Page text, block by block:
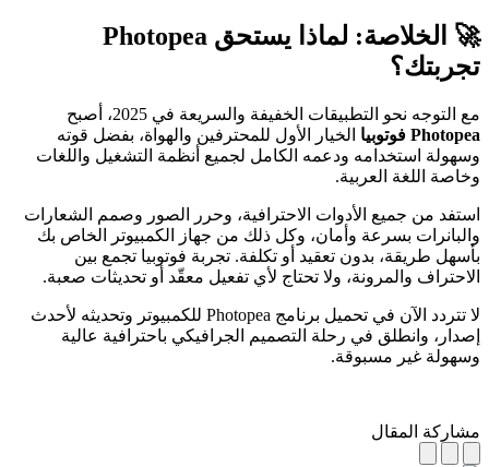
🚀 الخلاصة: لماذا يستحق Photopea
تجربتك؟
مع التوجه نحو التطبيقات الخفيفة والسريعة في 2025، أصبح
Photopea فوتوبيا
الخيار الأول للمحترفين والهواة، بفضل قوته
وسهولة استخدامه ودعمه الكامل لجميع أنظمة التشغيل واللغات
وخاصة اللغة العربية.
استفد من جميع الأدوات الاحترافية، وحرر الصور وصمم الشعارات
والبانرات بسرعة وأمان، وكل ذلك من جهاز الكمبيوتر الخاص بك
بأسهل طريقة، بدون تعقيد أو تكلفة. تجربة فوتوبيا تجمع بين
الاحتراف والمرونة، ولا تحتاج لأي تفعيل معقّد أو تحديثات صعبة.
لا تتردد الآن في تحميل برنامج Photopea للكمبيوتر وتحديثه لأحدث
إصدار، وانطلق في رحلة التصميم الجرافيكي باحترافية عالية
وسهولة غير مسبوقة.
مشاركة المقال